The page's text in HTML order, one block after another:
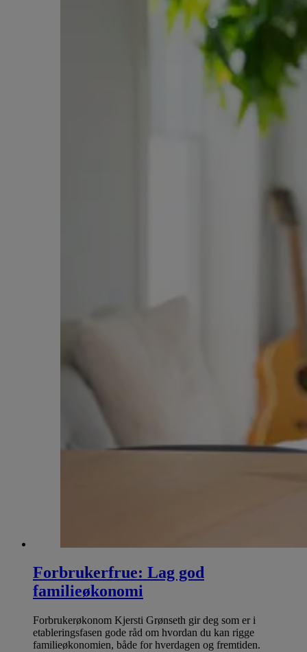
Forbrukerfrue: Lag god
familieøkonomi
Forbrukerøkonom Kjersti Grønseth gir deg som er i
etableringsfasen gode råd om hvordan du kan rigge
familieøkonomien, både for hverdagen og fremtiden.